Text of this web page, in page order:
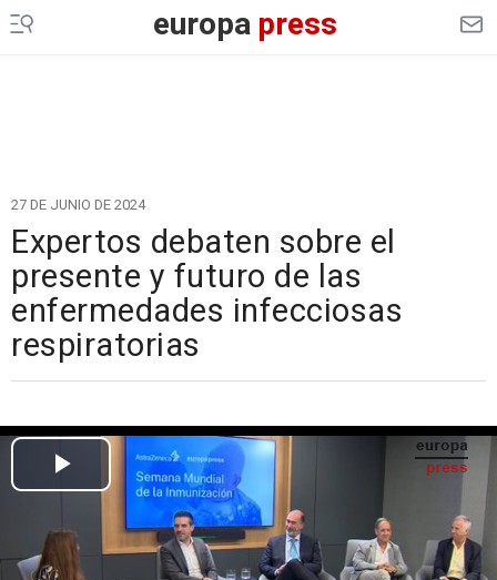
europapress
27 DE JUNIO DE 2024
Expertos debaten sobre el
presente y futuro de las
enfermedades infecciosas
respiratorias